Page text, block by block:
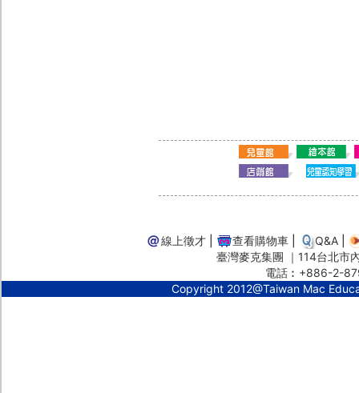
線上徵才 查看購物車 Q&A
臺灣麥克集團 ｜114台北
電話︰+886-2-
Copyright 2012@Taiwan Mac